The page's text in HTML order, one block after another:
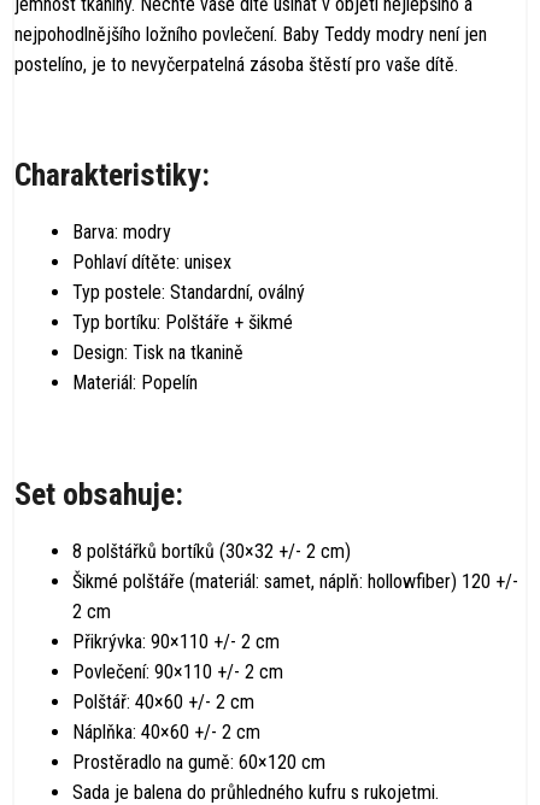
nejpohodlnějšího ložního povlečení. Baby Teddy modry není jen
postelíno, je to nevyčerpatelná zásoba štěstí pro vaše dítě.
Charakteristiky:
Barva: modry
Pohlaví dítěte: unisex
Typ postele: Standardní, oválný
Typ bortíku: Polštáře + šikmé
Design: Tisk na tkanině
Materiál: Popelín
Set obsahuje:
8 polštářků bortíků (30×32 +/- 2 cm)
Šikmé polštáře (materiál: samet, náplň: hollowfiber) 120 +/-
2 cm
Přikrývka: 90×110 +/- 2 cm
Povlečení: 90×110 +/- 2 cm
Polštář: 40×60 +/- 2 cm
Náplňka: 40×60 +/- 2 cm
Prostěradlo na gumě: 60×120 cm
Sada je balena do průhledného kufru s rukojetmi.